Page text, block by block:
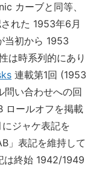
カーブと同等、
れた 1953年6月
当初から 1953
は時系列的にあり
連載第1回 (1953
い合わせへの回
ロールオフを掲載
ジャケ表記を
」表記を維持して
は終始 1942/1949